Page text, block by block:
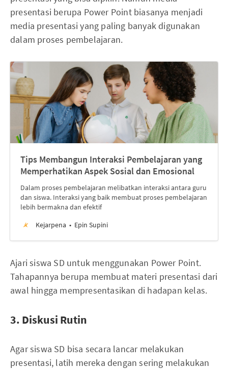
presentasi berupa Power Point biasanya menjadi
media presentasi yang paling banyak digunakan
dalam proses pembelajaran.
Tips Membangun Interaksi Pembelajaran yang
Memperhatikan Aspek Sosial dan Emosional
Dalam proses pembelajaran melibatkan interaksi antara guru
dan siswa. Interaksi yang baik membuat proses pembelajaran
lebih bermakna dan efektif
Kejarpena
Epin Supini
Ajari siswa SD untuk menggunakan Power Point.
Tahapannya berupa membuat materi presentasi dari
awal hingga mempresentasikan di hadapan kelas.
3. Diskusi Rutin
Agar siswa SD bisa secara lancar melakukan
presentasi, latih mereka dengan sering melakukan